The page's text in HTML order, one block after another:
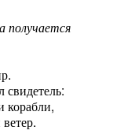
получается
корабли,